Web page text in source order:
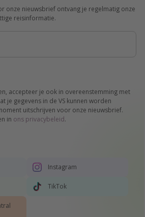
onze nieuwsbrief ontvang je regelmatig onze
reisinformatie.
accepteer je ook in overeenstemming met
je gegevens in de VS kunnen worden
uitschrijven voor onze nieuwsbrief.
in ons privacybeleid.
Instagram
TikTok